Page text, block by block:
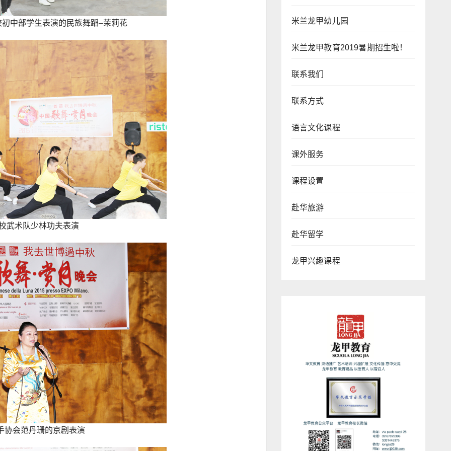
中部学生表演的民族舞蹈–茉莉花
武术队少林功夫表演
协会范丹珊的京剧表演
米兰龙甲幼儿园
米兰龙甲教育2019暑期招生啦！
联系我们
联系方式
语言文化课程
课外服务
课程设置
赴华旅游
赴华留学
龙甲兴趣课程